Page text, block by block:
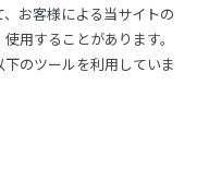
お客様による当サイトの
用することがあります。
のツールを利用していま